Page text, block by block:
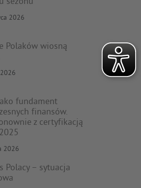
2026
Polaków wiosną
fundament
finansów.
z certyfikacją
2026
Polacy – sytuacja